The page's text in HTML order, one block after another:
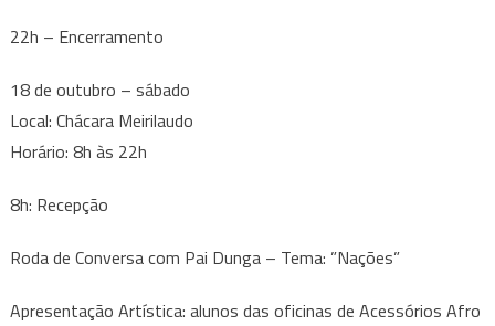
22h – Encerramento
18 de outubro – sábado
Local: Chácara Meirilaudo
Horário: 8h às 22h
8h: Recepção
Roda de Conversa com Pai Dunga – Tema: ”Nações”
Apresentação Artística: alunos das oficinas de Acessórios Afro